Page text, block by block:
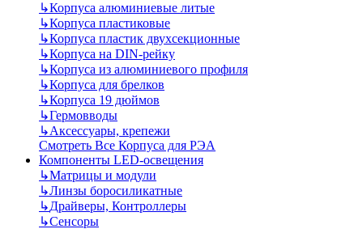
↳Корпуса алюминиевые литые
↳Корпуса пластиковые
↳Корпуса пластик двухсекционные
↳Корпуса на DIN-рейку
↳Корпуса из алюминиевого профиля
↳Корпуса для брелков
↳Корпуса 19 дюймов
↳Гермовводы
↳Аксессуары, крепежи
Смотреть Все Корпуса для РЭА
Компоненты LED-освещения
↳Матрицы и модули
↳Линзы боросиликатные
↳Драйверы, Контроллеры
↳Сенсоры